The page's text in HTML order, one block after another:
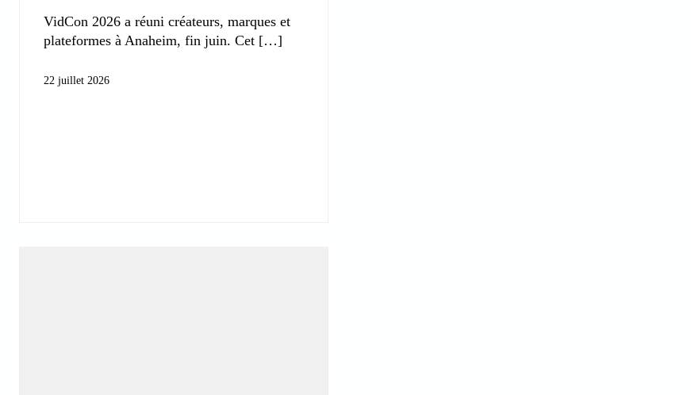
VidCon 2026 a réuni créateurs, marques et
plateformes à Anaheim, fin juin. Cet
22 juillet 2026